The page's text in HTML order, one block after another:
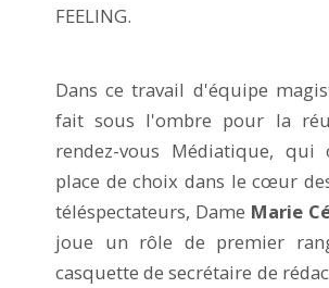
FEELING.
Dans ce travail d'équipe
fait sous l'ombre pour la
rendez-vous Médiatique, qui
place de choix dans le cœur
téléspectateurs, Dame Marie
joue un rôle de premier
casquette de secrétaire de